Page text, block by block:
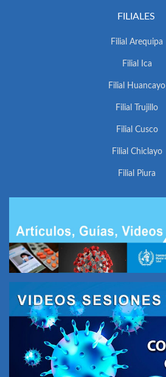
FILIALES
Filial Arequipa
Filial Ica
Filial Huancayo
Filial Trujillo
Filial Cusco
Filial Chiclayo
Filial Piura